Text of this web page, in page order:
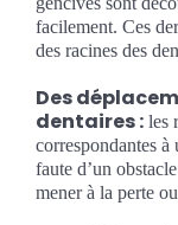
facilement. Ces
des racines des
Des
dentaires : les
correspondantes à
faute d’un
mener à la perte